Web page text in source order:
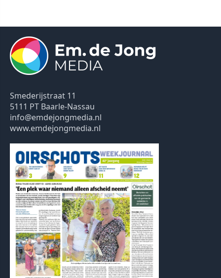
Smederijstraat 11
5111 PT Baarle-Nassau
info@emdejongmedia.nl
www.emdejongmedia.nl